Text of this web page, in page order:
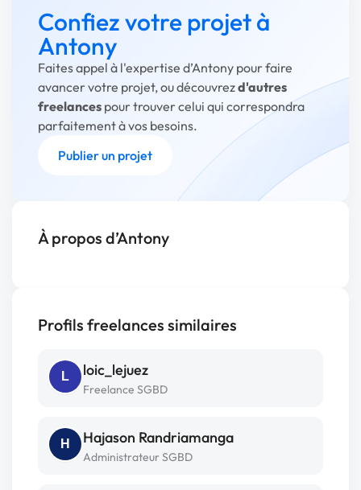
Confiez votre projet à
Antony
Faites appel à l'expertise d’Antony pour faire
avancer votre projet, ou découvrezd'autres
freelances pour trouver celui qui correspondra
parfaitement à vos besoins.
Publier un projet
À propos d’Antony
Profils freelances similaires
L loic_lejuez
Freelance SGBD
H Hajason Randriamanga
Administrateur SGBD